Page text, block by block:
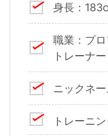
身長：
職業：プ
トレーナー
ニックネ
トレーニ